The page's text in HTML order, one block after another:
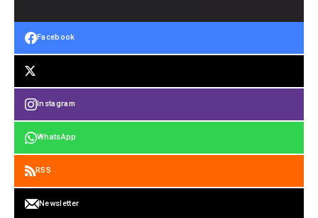
Facebook
Instagram
WhatsApp
RSS
Newsletter